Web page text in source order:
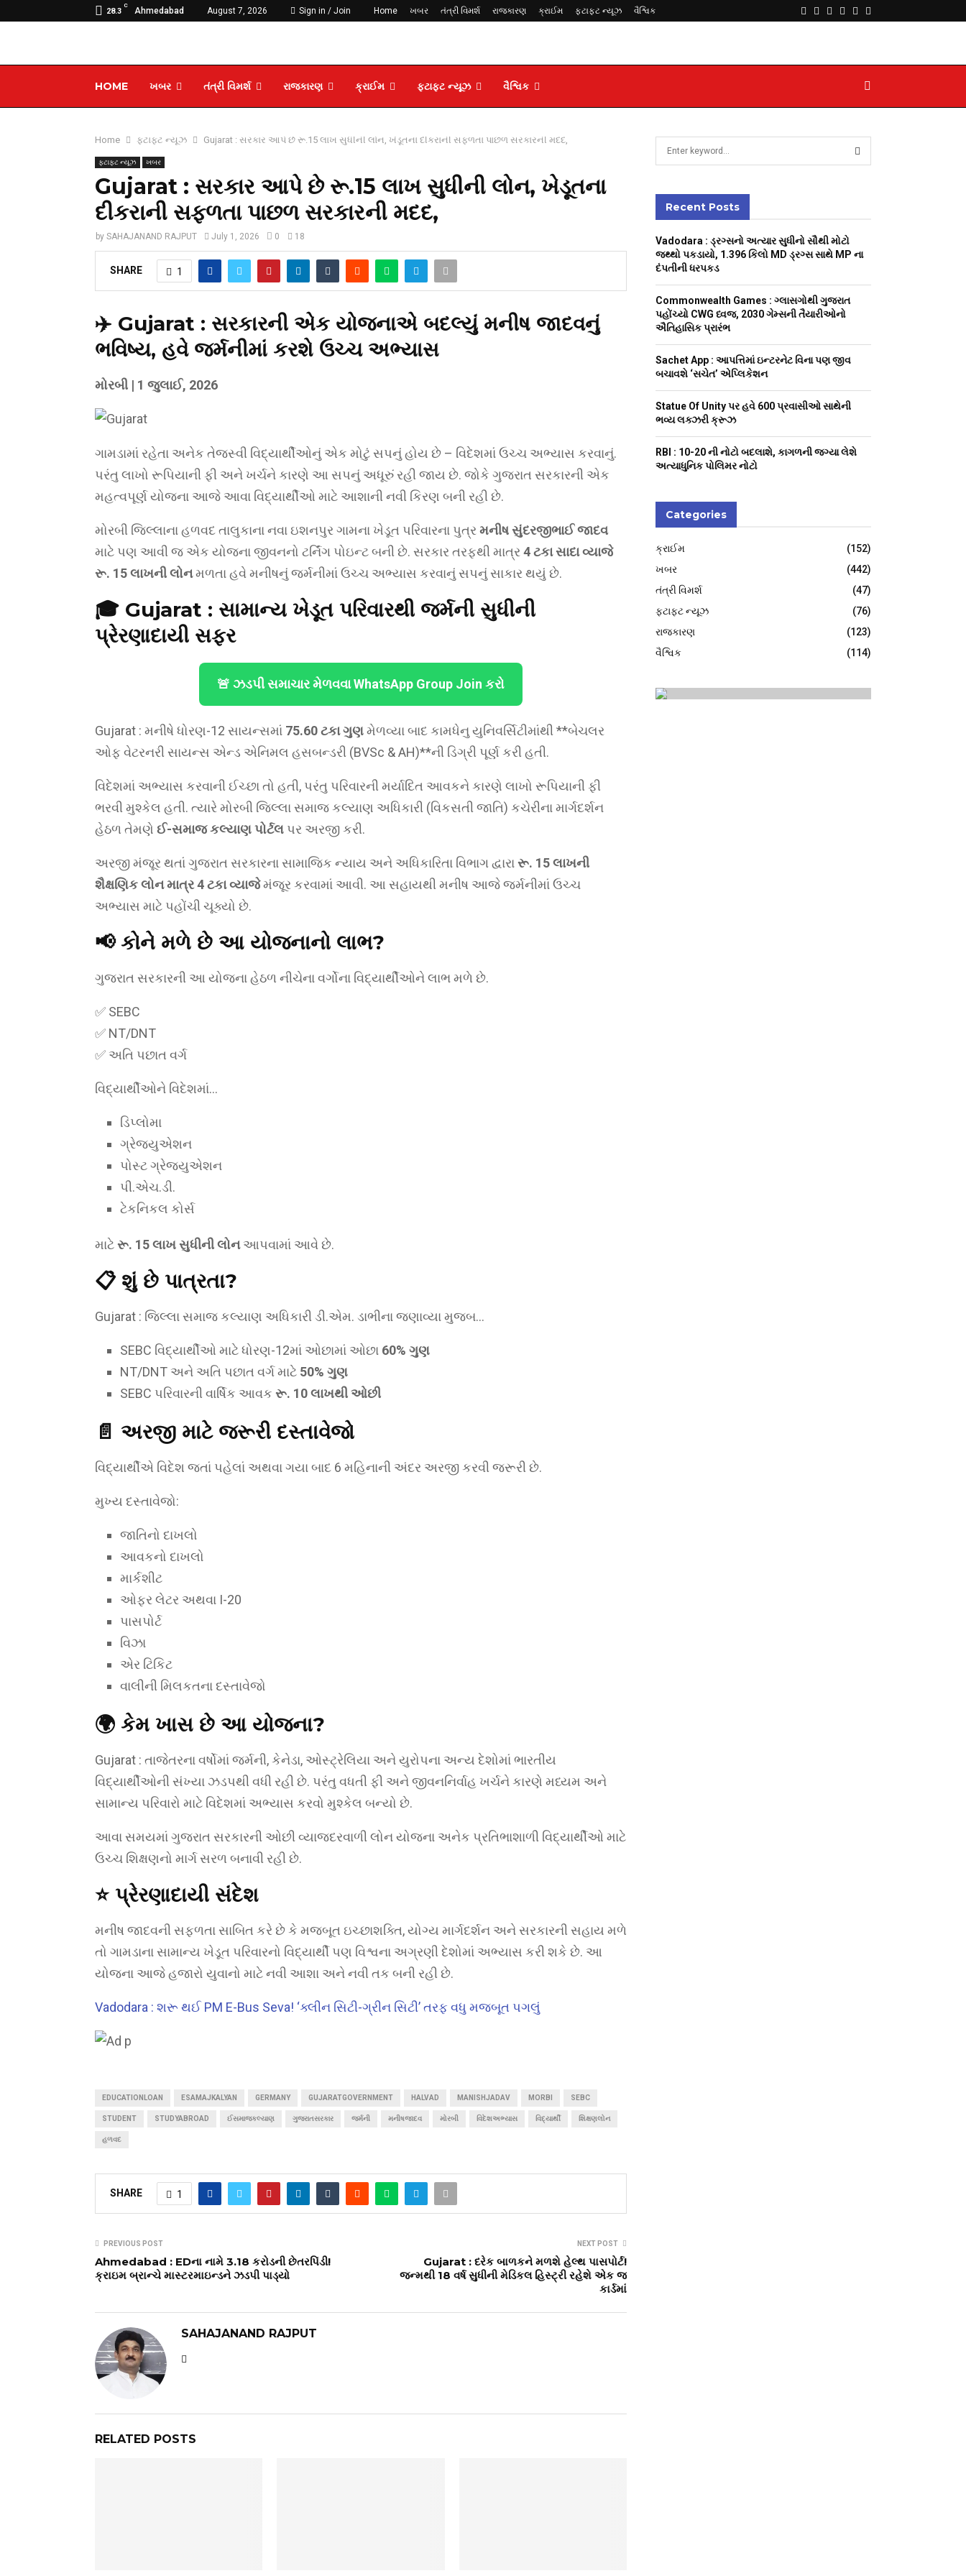
28.3
C
Ahmedabad August 7, 2026 Sign in / Join Home ખબર તંત્રી વિમર્શ રાજકારણ ક્રાઈમ ફટાફટ ન્યૂઝ વૈશ્વિક Facebook
TwitterInstagram
YoutubeTelegram
HOME ખબર તંત્રી વિમર્શ રાજકારણ ક્રાઈમ ફટાફટ ન્યૂઝ વૈશ્વિક
Home ફટાફટ ન્યૂઝ Gujarat : સરકાર આપે છે રૂ.15 લાખ સુધીની લોન, ખેડૂતના દીકરાની સફળતા પાછળ સરકારની મદદ,
ફટાફટ ન્યૂઝ ખબર
Gujarat : સરકાર આપે છે રૂ.15 લાખ સુધીની લોન, ખેડૂતના
દીકરાની સફળતા પાછળ સરકારની મદદ,
by SAHAJANAND RAJPUT July 1, 2026 0 18
SHARE 1
✈️ Gujarat : સરકારની એક યોજનાએ બદલ્યું મનીષ જાદવનું
ભવિષ્ય, હવે જર્મનીમાં કરશે ઉચ્ચ અભ્યાસ
મોરબી | 1 જુલાઈ, 2026
ગામડામાં રહેતા અનેક તેજસ્વી વિદ્યાર્થીઓનું એક મોટું સપનું હોય છે – વિદેશમાં ઉચ્ચ અભ્યાસ કરવાનું.
પરંતુ લાખો રૂપિયાની ફી અને ખર્ચને કારણે આ સપનું અધૂરું રહી જાય છે. જોકે ગુજરાત સરકારની એક
મહત્વપૂર્ણ યોજના આજે આવા વિદ્યાર્થીઓ માટે આશાની નવી કિરણ બની રહી છે.
મોરબી જિલ્લાના હળવદ તાલુકાના નવા ઇશનપુર ગામના ખેડૂત પરિવારના પુત્રમનીષ સુંદરજીભાઈ જાદવ
માટે પણ આવી જ એક યોજના જીવનનો ટર્નિંગ પોઇન્ટ બની છે. સરકાર તરફથી માત્ર4 ટકા સાદા વ્યાજે
રૂ. 15 લાખની લોનમળતા હવે મનીષનું જર્મનીમાં ઉચ્ચ અભ્યાસ કરવાનું સપનું સાકાર થયું છે.
🎓 Gujarat : સામાન્ય ખેડૂત પરિવારથી જર્મની સુધીની
પ્રેરણાદાયી સફર
🚨 ઝડપી સમાચાર મેળવવા WhatsApp Group Join કરો
Gujarat : મનીષે ધોરણ-12 સાયન્સમાં 75.60 ટકા ગુણમેળવ્યા બાદ કામધેનુ યુનિવર્સિટીમાંથી **બેચલર
ઓફ વેટરનરી સાયન્સ એન્ડ એનિમલ હસબન્ડરી (BVSc & AH)**ની ડિગ્રી પૂર્ણ કરી હતી.
વિદેશમાં અભ્યાસ કરવાની ઈચ્છા તો હતી, પરંતુ પરિવારની મર્યાદિત આવકને કારણે લાખો રૂપિયાની ફી
ભરવી મુશ્કેલ હતી. ત્યારે મોરબી જિલ્લા સમાજ કલ્યાણ અધિકારી (વિકસતી જાતિ) કચેરીના માર્ગદર્શન
હેઠળ તેમણે ઈ-સમાજ કલ્યાણ પોર્ટલ પર અરજી કરી.
અરજી મંજૂર થતાં ગુજરાત સરકારના સામાજિક ન્યાય અને અધિકારિતા વિભાગ દ્વારારૂ. 15 લાખની
શૈક્ષણિક લોન માત્ર 4 ટકા વ્યાજેમંજૂર કરવામાં આવી. આ સહાયથી મનીષ આજે જર્મનીમાં ઉચ્ચ
અભ્યાસ માટે પહોંચી ચૂક્યો છે.
📢 કોને મળે છે આ યોજનાનો લાભ?
ગુજરાત સરકારની આ યોજના હેઠળ નીચેના વર્ગોના વિદ્યાર્થીઓને લાભ મળે છે.
✅ SEBC
✅ NT/DNT
✅ અતિ પછાત વર્ગ
વિદ્યાર્થીઓને વિદેશમાં…
ડિપ્લોમા
ગ્રેજ્યુએશન
પોસ્ટ ગ્રેજ્યુએશન
પી.એચ.ડી.
ટેકનિકલ કોર્સ
માટેરૂ. 15 લાખ સુધીની લોનઆપવામાં આવે છે.
📋 શું છે પાત્રતા?
Gujarat : જિલ્લા સમાજ કલ્યાણ અધિકારી ડી.એમ. ડાભીના જણાવ્યા મુજબ…
SEBC વિદ્યાર્થીઓ માટે ધોરણ-12માં ઓછામાં ઓછા 60% ગુણ
NT/DNT અને અતિ પછાત વર્ગ માટે 50% ગુણ
SEBC પરિવારની વાર્ષિક આવક રૂ. 10 લાખથી ઓછી
📄 અરજી માટે જરૂરી દસ્તાવેજો
વિદ્યાર્થીએ વિદેશ જતાં પહેલાં અથવા ગયા બાદ 6 મહિનાની અંદર અરજી કરવી જરૂરી છે.
મુખ્ય દસ્તાવેજો:
જાતિનો દાખલો
આવકનો દાખલો
માર્કશીટ
ઓફર લેટર અથવા I-20
પાસપોર્ટ
વિઝા
એર ટિકિટ
વાલીની મિલકતના દસ્તાવેજો
🌍 કેમ ખાસ છે આ યોજના?
Gujarat : તાજેતરના વર્ષોમાં જર્મની, કેનેડા, ઓસ્ટ્રેલિયા અને યુરોપના અન્ય દેશોમાં ભારતીય
વિદ્યાર્થીઓની સંખ્યા ઝડપથી વધી રહી છે. પરંતુ વધતી ફી અને જીવનનિર્વાહ ખર્ચને કારણે મધ્યમ અને
સામાન્ય પરિવારો માટે વિદેશમાં અભ્યાસ કરવો મુશ્કેલ બન્યો છે.
આવા સમયમાં ગુજરાત સરકારની ઓછી વ્યાજદરવાળી લોન યોજના અનેક પ્રતિભાશાળી વિદ્યાર્થીઓ માટે
ઉચ્ચ શિક્ષણનો માર્ગ સરળ બનાવી રહી છે.
⭐ પ્રેરણાદાયી સંદેશ
મનીષ જાદવની સફળતા સાબિત કરે છે કે મજબૂત ઇચ્છાશક્તિ, યોગ્ય માર્ગદર્શન અને સરકારની સહાય મળે
તો ગામડાના સામાન્ય ખેડૂત પરિવારનો વિદ્યાર્થી પણ વિશ્વના અગ્રણી દેશોમાં અભ્યાસ કરી શકે છે. આ
યોજના આજે હજારો યુવાનો માટે નવી આશા અને નવી તક બની રહી છે.
Vadodara : શરૂ થઈ PM E-Bus Seva! ‘ક્લીન સિટી-ગ્રીન સિટી’ તરફ વધુ મજબૂત પગલું
EDUCATIONLOAN ESAMAJKALYAN GERMANY GUJARATGOVERNMENT HALVAD MANISHJADAV MORBI SEBC
STUDENT STUDYABROAD ઈસમાજકલ્યાણ ગુજરાતસરકાર જર્મની મનીષજાદવ મોરબી વિદેશઅભ્યાસ વિદ્યાર્થી શિક્ષણલોન
હળવદ
SHARE 1
PREVIOUS POST
Ahmedabad : EDના નામે ₹3.18 કરોડની છેતરપિંડી!
ક્રાઇમ બ્રાન્ચે માસ્ટરમાઇન્ડને ઝડપી પાડ્યો
NEXT POST
Gujarat : દરેક બાળકને મળશે હેલ્થ પાસપોર્ટ!
જન્મથી 18 વર્ષ સુધીની મેડિકલ હિસ્ટ્રી રહેશે એક જ
કાર્ડમાં
SAHAJANAND RAJPUT
RELATED POSTS
h
f
o
r
Recent Posts
Vadodara : ડ્રગ્સનો અત્યાર સુધીનો સૌથી મોટો
જથ્થો પકડાયો, 1.396 કિલો MD ડ્રગ્સ સાથે MP ના
દંપતીની ધરપકડ
Commonwealth Games : ગ્લાસગોથી ગુજરાત
પહોંચ્યો CWG ધ્વજ, 2030 ગેમ્સની તૈયારીઓનો
ઐતિહાસિક પ્રારંભ
Sachet App : આપત્તિમાં ઇન્ટરનેટ વિના પણ જીવ
બચાવશે ‘સચેત’ એપ્લિકેશન
Statue Of Unity પર હવે 600 પ્રવાસીઓ સાથેની
ભવ્ય લક્ઝરી ક્રૂઝ
RBI : ₹10-20 ની નોટો બદલાશે, કાગળની જગ્યા લેશે
અત્યાધુનિક પોલિમર નોટો
Categories
ક્રાઈમ
(152)
ખબર
(442)
તંત્રી વિમર્શ
(47)
ફટાફટ ન્યૂઝ
(76)
રાજકારણ
(123)
વૈશ્વિક
(114)